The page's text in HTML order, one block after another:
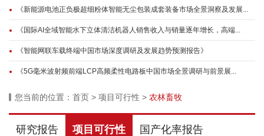
《新能源电池正负极超细粉体智能无尘包装成套装备市场全景洞察及发展...
《国际AI全域智能水下立体清洁机器人销售收入与销量逐年增长，高端...
《智能网联车载终端中国市场深度调研及发展趋势预测报告》
《5G毫米波射频前端LCP高频柔性电路板中国市场全景调研与前景展...
您当前的位置： 首页 > 项目可行性 > 农林畜牧
研究报告 项目可行性 国产化率报告